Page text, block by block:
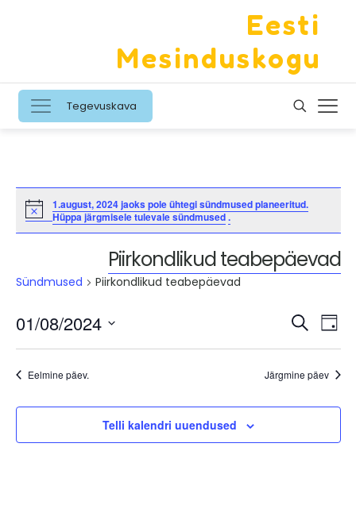
Eesti
Mesinduskogu
Tegevuskava
Notice
1.august, 2024 jaoks pole ühtegi sündmused planeeritud.
Hüppa järgmisele tulevale sündmused.
Piirkondlikud teabepäevad
Sündmused Piirkondlikud teabepäevad
ja
Otsing
01/08/2024
Eelmine päev. Järgmine päev
Telli kalendri uuendused